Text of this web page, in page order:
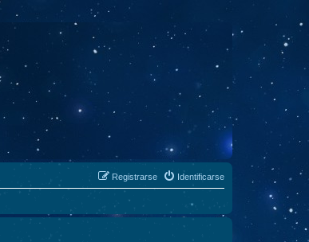
Identificarse
Registrarse